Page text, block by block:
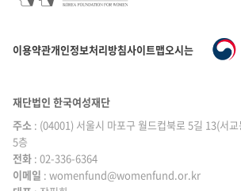
이용약관개인정보처리방침사이트맵오시는 길
재단법인 한국여성재단
주소 : (04001) 서울시 마포구 월드컵북로 5길 13(서
5층
전화 : 02-336-6364
|
이메일 : womenfund@womenfund.or.kr